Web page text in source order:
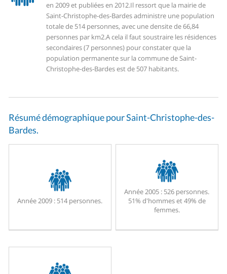
en 2009 et publiées en 2012.Il ressort que la mairie de
Saint-Christophe-des-Bardes administre une population
totale de 514 personnes, avec une densite de 66,84
personnes par km2.A cela il faut soustraire les résidences
secondaires (7 personnes) pour constater que la
population permanente sur la commune de Saint-
Christophe-des-Bardes est de 507 habitants.
Résumé démographique pour Saint-Christophe-des-
Bardes.
Année 2009 : 514 personnes.
Année 2005 : 526 personnes.
51% d'hommes et 49% de
femmes.